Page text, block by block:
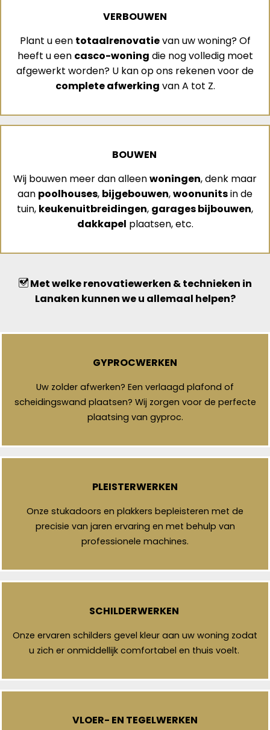
VERBOUWEN
Plant u een totaalrenovatievan uw woning? Of
heeft u een casco-woning die nog volledig moet
afgewerkt worden? U kan op ons rekenen voor de
complete afwerking van A tot Z.
BOUWEN
Wij bouwen meer dan alleenwoningen, denk maar
aan poolhouses, bijgebouwen,woonunitsin de
tuin, keukenuitbreidingen, garages bijbouwen,
dakkapel plaatsen, etc.
Met welke renovatiewerken & technieken in
Lanaken kunnen we u allemaal helpen?
GYPROCWERKEN
Uw zolder afwerken? Een verlaagd plafond of
scheidingswand plaatsen? Wij zorgen voor de perfecte
plaatsing van gyproc.
PLEISTERWERKEN
Onze stukadoors en plakkers bepleisteren met de
precisie van jaren ervaring en met behulp van
professionele machines.
SCHILDERWERKEN
Onze ervaren schilders gevel kleur aan uw woning zodat
u zich er onmiddellijk comfortabel en thuis voelt.
VLOER- EN TEGELWERKEN